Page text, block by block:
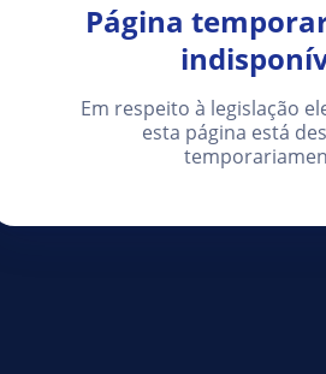
Página
Em respeito à legislação
esta página está